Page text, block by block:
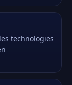
technologies